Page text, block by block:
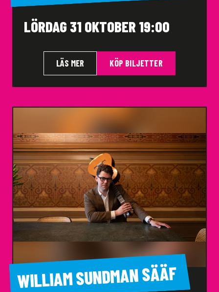
LÖRDAG 31 OKTOBER 19:00
LÄS MER KÖP BILJETTER
WILLIAM SUNDMAN SÄÄF